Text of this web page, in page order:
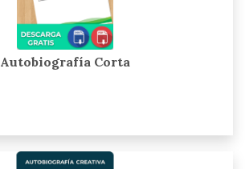
Autobiografía Corta